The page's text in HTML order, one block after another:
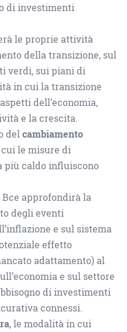
di investimenti
le proprie attività
della transizione, sul
verdi, sui piani di
in cui la transizione
dell’economia,
e la crescita.
delcambiamento
le misure di
più caldo influiscono
approfondirà la
degli eventi
e sul sistema
effetto
adattamento) al
e sul settore
di investimenti
connessi.
, le modalità in cui